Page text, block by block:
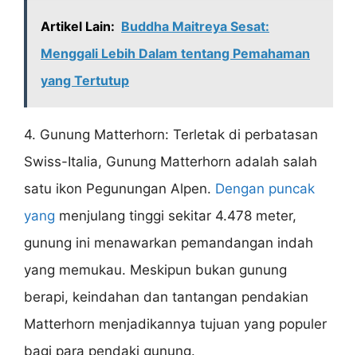
Artikel Lain: Buddha Maitreya Sesat:
Menggali Lebih Dalam tentang Pemahaman
yang Tertutup
4. Gunung Matterhorn: Terletak di perbatasan
Swiss-Italia, Gunung Matterhorn adalah salah
satu ikon Pegunungan Alpen. Dengan puncak
yang menjulang tinggi sekitar 4.478 meter,
gunung ini menawarkan pemandangan indah
yang memukau. Meskipun bukan gunung
berapi, keindahan dan tantangan pendakian
Matterhorn menjadikannya tujuan yang populer
bagi para pendaki gunung.